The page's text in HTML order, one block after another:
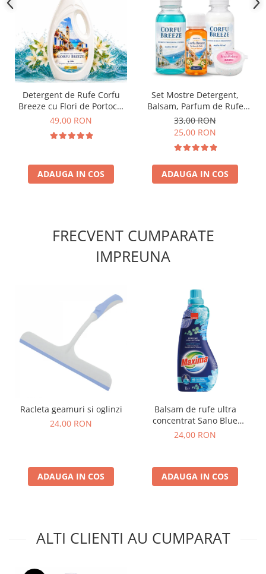
Detergent de Rufe Corfu
Breeze cu Flori de Portocal
by Delia 2L
49,00 RON
ADAUGA IN COS
Set Mostre Detergent,
Balsam, Parfum de Rufe
Corfu Breeze si Sare
Inalbire Delia – 4 buc (100
ml + 100 ml + 50 ml + 35 g)
33,00 RON
25,00 RON
ADAUGA IN COS
FRECVENT CUMPARATE
IMPREUNA
Racleta geamuri si oglinzi
24,00 RON
ADAUGA IN COS
Balsam de rufe ultra
concentrat Sano Blue
Blossom, 40 spalari 1l
24,00 RON
ADAUGA IN COS
ALTI CLIENTI AU CUMPARAT